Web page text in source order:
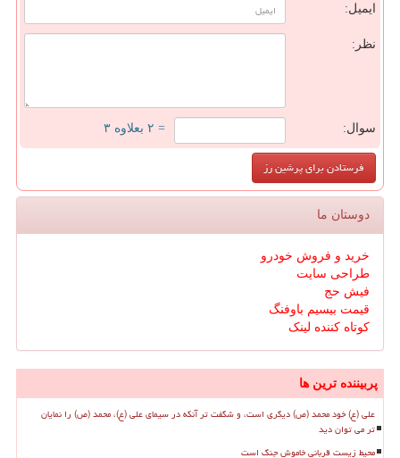
ایمیل:
نظر:
سوال: = ۲ بعلاوه ۳
دوستان ما
خرید و فروش خودرو
طراحی سایت
فیش حج
قیمت بیسیم باوفنگ
کوتاه کننده لینک
پربیننده ترین ها
علی (ع) خود محمد (ص) دیگری است، و شگفت تر آنکه در سیمای علی (ع)، محمد (ص) را نمایان
تر می توان دید
محیط زیست قربانی خاموش جنگ است